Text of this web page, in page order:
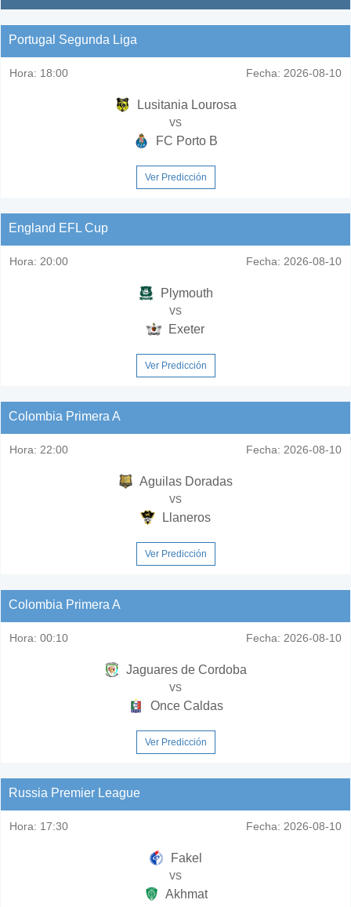
Portugal Segunda Liga
Hora: 18:00 Fecha: 2026-08-10
Lusitania Lourosa
vs
FC Porto B
Ver Predicción
England EFL Cup
Hora: 20:00 Fecha: 2026-08-10
Plymouth
vs
Exeter
Ver Predicción
Colombia Primera A
Hora: 22:00 Fecha: 2026-08-10
Aguilas Doradas
vs
Llaneros
Ver Predicción
Colombia Primera A
Hora: 00:10 Fecha: 2026-08-10
Jaguares de Cordoba
vs
Once Caldas
Ver Predicción
Russia Premier League
Hora: 17:30 Fecha: 2026-08-10
Fakel
vs
Akhmat